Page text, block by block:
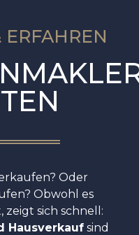
ERFAHREN
Oder
Obwohl es
zeigt sich schnell:
Hausverkauf sind